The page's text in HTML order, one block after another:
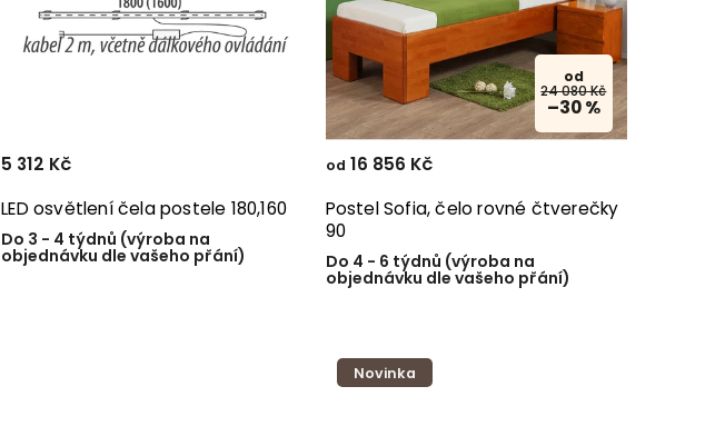
LED osvětlení čela postele 180,160
Do 3 - 4 týdnů (výroba na
objednávku dle vašeho přání)
5 312 Kč
od
24 080 Kč
–30 %
Postel Sofia, čelo rovné čtverečky
90
Do 4 - 6 týdnů (výroba na
objednávku dle vašeho přání)
od 16 856 Kč
Novinka